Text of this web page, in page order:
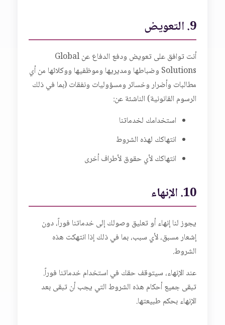
9. التعويض
أنت توافق على تعويض ودفع الدفاع عن Global
Solutions وضباطها ومديريها وموظفيها ووكلائها من أي
مطالبات وأضرار وخسائر ومسؤوليات ونفقات (بما في ذلك
الرسوم القانونية) الناشئة عن:
استخدامك لخدماتنا
انتهاكك لهذه الشروط
انتهاكك لأي حقوق لأطراف أخرى
10. الإنهاء
يجوز لنا إنهاء أو تعليق وصولك إلى خدماتنا فوراً، دون
إشعار مسبق، لأي سبب، بما في ذلك إذا انتهكت هذه
الشروط.
عند الإنهاء، سيتوقف حقك في استخدام خدماتنا فوراً.
تبقى جميع أحكام هذه الشروط التي يجب أن تبقى بعد
الإنهاء بحكم طبيعتها.